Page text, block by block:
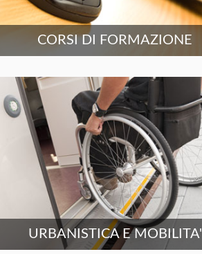
CORSI DI FORMAZIONE
URBANISTICA E MOBILITA'